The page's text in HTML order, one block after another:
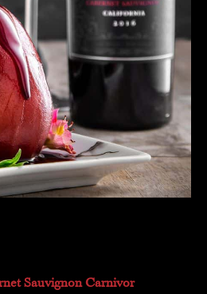
Sauvignon Carnivor